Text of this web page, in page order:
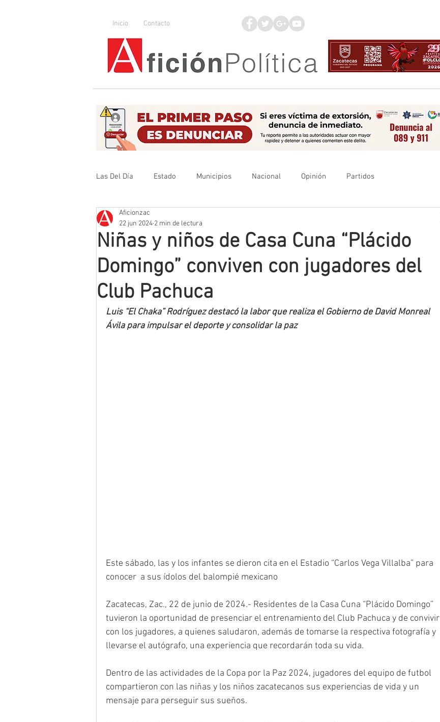
Inicio Contacto
Las Del Día Estado Municipios Nacional Opinión Partidos
Que no se olvide
Mineros LNBP
Niñas y niños de Casa Cuna “Plácido
Domingo” conviven con jugadores del
Club Pachuca
Aficionzac
22 jun 2024 2 min de lectura
Luis “El Chaka” Rodríguez destacó la labor que realiza el Gobierno de David Monreal
Ávila para impulsar el deporte y consolidar la paz
Este sábado, las y los infantes se dieron cita en el Estadio “Carlos Vega Villalba” para
conocer  a sus ídolos del balompié mexicano
Zacatecas, Zac., 22 de junio de 2024.- Residentes de la Casa Cuna “Plácido Domingo”
tuvieron la oportunidad de presenciar el entrenamiento del Club Pachuca y de convivir
con los jugadores, a quienes saludaron, además de tomarse la respectiva fotografía y
llevarse el autógrafo, una experiencia que recordarán toda su vida.
Dentro de las actividades de la Copa por la Paz 2024, jugadores del equipo de futbol
compartieron con las niñas y los niños zacatecanos sus experiencias de vida y un
mensaje para perseguir sus sueños.